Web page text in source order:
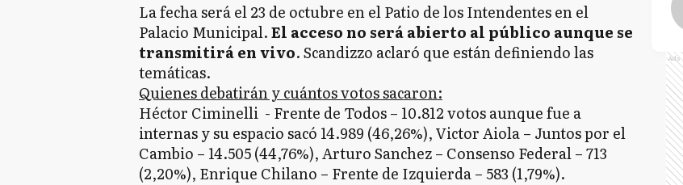
La fecha será el 23 de octubre en el Patio de los Intendentes en el
Palacio Municipal.El acceso no será abierto al público aunque se
transmitirá en vivo. Scandizzo aclaró que están definiendo las
temáticas.
Quienes debatirán y cuántos votos sacaron:
Héctor Ciminelli - Frente de Todos – 10.812 votos aunque fue a
internas y su espacio sacó 14.989 (46,26%), Victor Aiola – Juntos por el
Cambio – 14.505 (44,76%), Arturo Sanchez – Consenso Federal – 713
(2,20%), Enrique Chilano – Frente de Izquierda – 583 (1,79%).
Ads